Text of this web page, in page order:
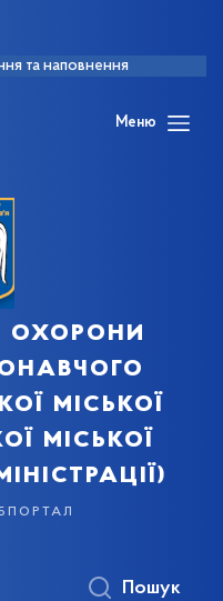
та наповнення
Меню
охорони
міської
міської
Пошук